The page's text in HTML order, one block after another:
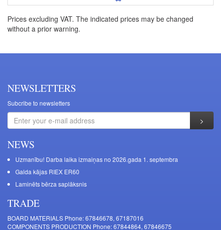
Prices excluding VAT. The indicated prices may be changed
without a prior warning.
NEWSLETTERS
Subcribe to newsletters
NEWS
Uzmanību! Darba laika izmaiņas no 2026.gada 1. septembra
Galda kājas RIEX ER60
Laminēts bērza saplāksnis
TRADE
BOARD MATERIALS Phone: 67846678, 67187016
COMPONENTS PRODUCTION Phone: 67844864, 67846675